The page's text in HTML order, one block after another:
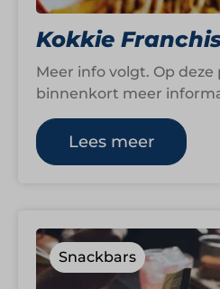
Kokkie
Meer info volgt. Op
binnenkort meer
moment namelijk nog
Lees meer
Snackbars